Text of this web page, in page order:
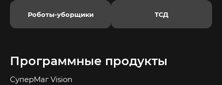
Роботы-уборщики ТСД
Программные продукты
СуперМаг Vision